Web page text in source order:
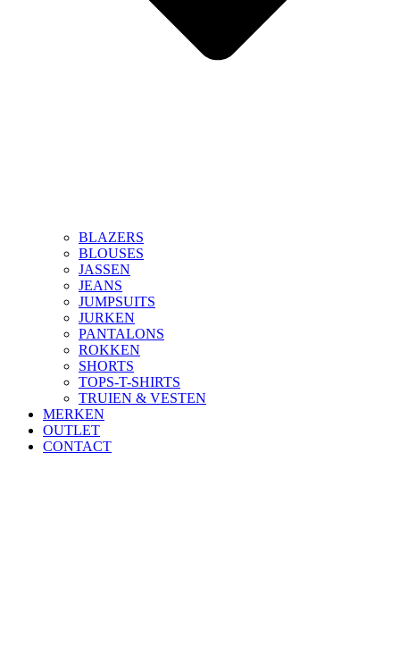
BLAZERS
BLOUSES
JASSEN
JEANS
JUMPSUITS
JURKEN
PANTALONS
ROKKEN
SHORTS
TOPS-T-SHIRTS
TRUIEN & VESTEN
MERKEN
OUTLET
CONTACT